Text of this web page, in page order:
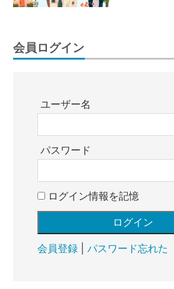
会員ログイン
ユーザー名
パスワード
ログイン情報を記憶
会員登録| パスワード忘れた